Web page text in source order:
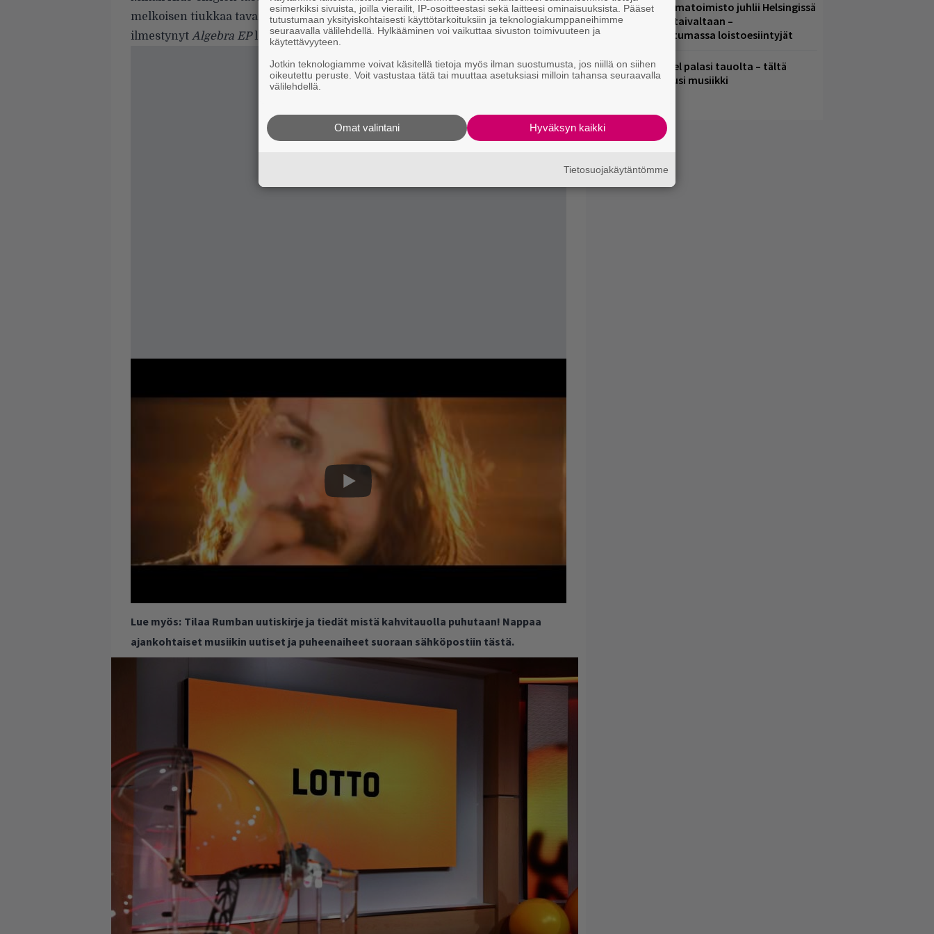
melkoisen tiukkaa tavaraa. Tsekkaa biisin video alta. Myös viime vuonna
ilmestynyt Algebra EPlöytyySpotifysta.
Lue myös: Tilaa Rumban uutiskirje ja tiedät mistä kahvitauolla puhutaan! Nappaa
ajankohtaiset musiikin uutiset ja puheenaiheet suoraan sähköpostiin tästä.
Mainio ohjelmatoimisto juhlii Helsingissä
10-vuotista taivaltaan –
ilmaistapahtumassa loistoesiintyjät
Blind Channel palasi tauolta – tältä
kuulostaa uusi musiikki
esimerkiksi sivuista, joilla vierailit, IP-osoitteestasi sekä laitteesi ominaisuuksista. Pääset
tutustumaan yksityiskohtaisesti käyttötarkoituksiin ja teknologiakumppaneihimme
seuraavalla välilehdellä. Hylkääminen voi vaikuttaa sivuston toimivuuteen ja
käytettävyyteen.
Jotkin teknologiamme voivat käsitellä tietoja myös ilman suostumusta, jos niillä on siihen
oikeutettu peruste. Voit vastustaa tätä tai muuttaa asetuksiasi milloin tahansa seuraavalla
välilehdellä.
Hyväksyn kaikki
Omat valintani
Tietosuojakäytäntömme